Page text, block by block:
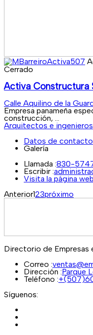
Cerrado
Activa Constructura
Calle Aquilino de la
Empresa panameña
construcción, ...
Arquitectos e ingenieros
Datos de contacto
Galería
Llamada :830-
Escribir :
Visita la página web
Anterior123próximo
Directorio de Empresas
Correo :
Dirección :Parque
Teléfono :
Síguenos: